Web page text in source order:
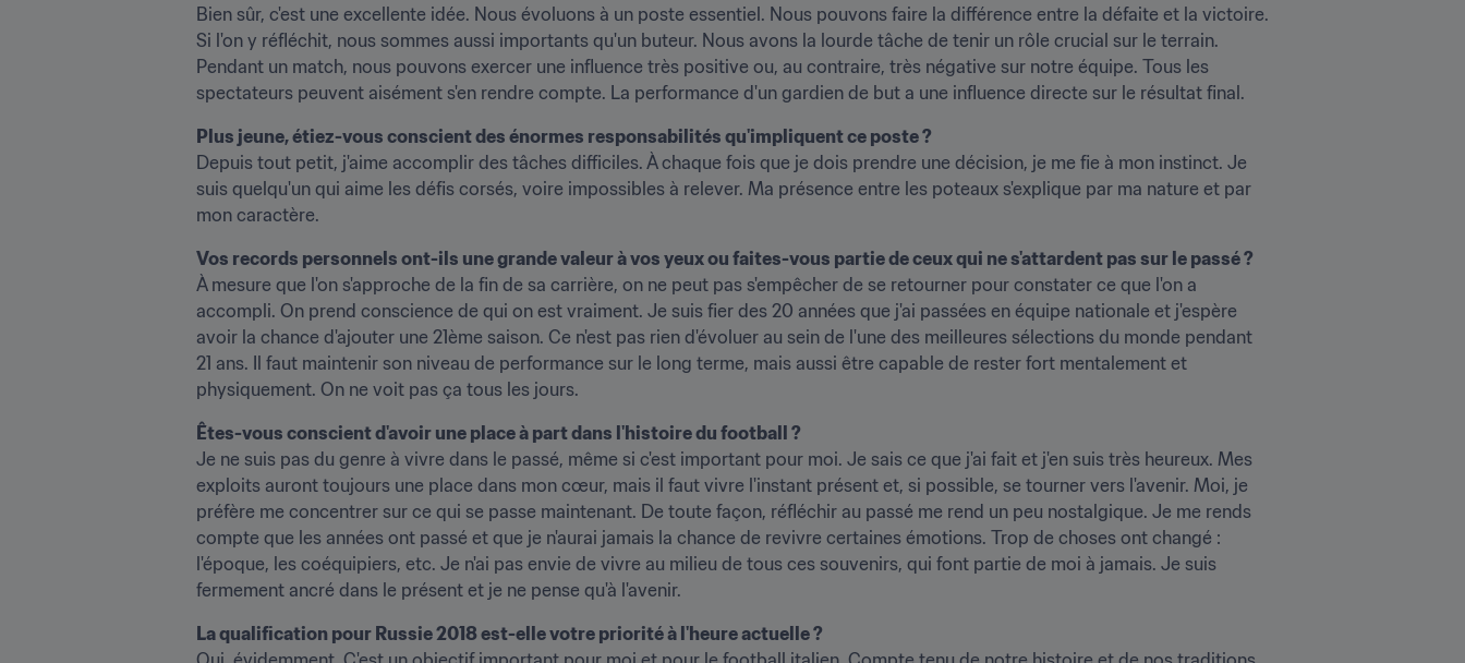
Bien sûr, c'est une excellente idée. Nous évoluons à un poste essentiel. Nous pouvons faire la différence entre la défaite et la victoire.
Si l'on y réfléchit, nous sommes aussi importants qu'un buteur. Nous avons la lourde tâche de tenir un rôle crucial sur le terrain.
Pendant un match, nous pouvons exercer une influence très positive ou, au contraire, très négative sur notre équipe. Tous les
spectateurs peuvent aisément s'en rendre compte. La performance d'un gardien de but a une influence directe sur le résultat final.
Plus jeune, étiez-vous conscient des énormes responsabilités qu'impliquent ce poste ?
Depuis tout petit, j'aime accomplir des tâches difficiles. À chaque fois que je dois prendre une décision, je me fie à mon instinct. Je
suis quelqu'un qui aime les défis corsés, voire impossibles à relever. Ma présence entre les poteaux s'explique par ma nature et par
mon caractère.
Vos records personnels ont-ils une grande valeur à vos yeux ou faites-vous partie de ceux qui ne s'attardent pas sur le passé ?
À mesure que l'on s'approche de la fin de sa carrière, on ne peut pas s'empêcher de se retourner pour constater ce que l'on a
accompli. On prend conscience de qui on est vraiment. Je suis fier des 20 années que j'ai passées en équipe nationale et j'espère
avoir la chance d'ajouter une 21ème saison. Ce n'est pas rien d'évoluer au sein de l'une des meilleures sélections du monde pendant
21 ans. Il faut maintenir son niveau de performance sur le long terme, mais aussi être capable de rester fort mentalement et
physiquement. On ne voit pas ça tous les jours.
Êtes-vous conscient d'avoir une place à part dans l'histoire du football ?
Je ne suis pas du genre à vivre dans le passé, même si c'est important pour moi. Je sais ce que j'ai fait et j'en suis très heureux. Mes
exploits auront toujours une place dans mon cœur, mais il faut vivre l'instant présent et, si possible, se tourner vers l'avenir. Moi, je
préfère me concentrer sur ce qui se passe maintenant. De toute façon, réfléchir au passé me rend un peu nostalgique. Je me rends
compte que les années ont passé et que je n'aurai jamais la chance de revivre certaines émotions. Trop de choses ont changé :
l'époque, les coéquipiers, etc. Je n'ai pas envie de vivre au milieu de tous ces souvenirs, qui font partie de moi à jamais. Je suis
fermement ancré dans le présent et je ne pense qu'à l'avenir.
La qualification pour Russie 2018 est-elle votre priorité à l'heure actuelle ?